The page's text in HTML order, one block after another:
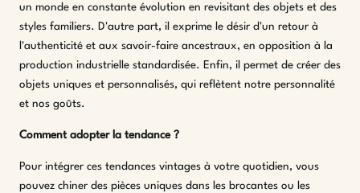
un monde en constante évolution en revisitant des objets et des
styles familiers. D'autre part, il exprime le désir d'un retour à
l'authenticité et aux savoir-faire ancestraux, en opposition à la
production industrielle standardisée. Enfin, il permet de créer des
objets uniques et personnalisés, qui reflètent notre personnalité
et nos goûts.
Comment adopter la tendance ?
Pour intégrer ces tendances vintages à votre quotidien, vous
pouvez chiner des pièces uniques dans les brocantes ou les